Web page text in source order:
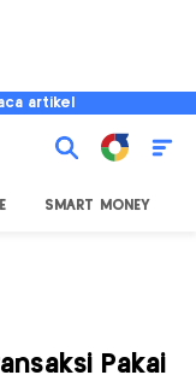
artikel
SMART MONEY
Pakai